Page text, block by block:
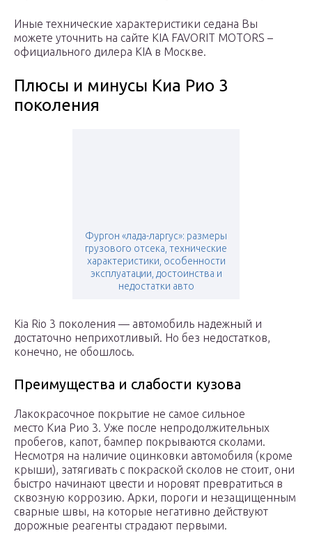
Иные технические характеристики седана Вы
можете уточнить на сайте KIA FAVORIT MOTORS –
официального дилера KIA в Москве.
Плюсы и минусы Киа Рио 3
поколения
Фургон «лада-ларгус»: размеры
грузового отсека, технические
характеристики, особенности
эксплуатации, достоинства и
недостатки авто
Kia Rio 3 поколения — автомобиль надежный и
достаточно неприхотливый. Но без недостатков,
конечно, не обошлось.
Преимущества и слабости кузова
Лакокрасочное покрытие не самое сильное
место Киа Рио 3. Уже после непродолжительных
пробегов, капот, бампер покрываются сколами.
Несмотря на наличие оцинковки автомобиля (кроме
крыши), затягивать с покраской сколов не стоит, они
быстро начинают цвести и норовят превратиться в
сквозную коррозию. Арки, пороги и незащищенным
сварные швы, на которые негативно действуют
дорожные реагенты страдают первыми.